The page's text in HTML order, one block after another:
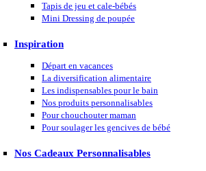
Tapis de jeu et cale-bébés
Mini Dressing de poupée
Inspiration
Départ en vacances
La diversification alimentaire
Les indispensables pour le bain
Nos produits personnalisables
Pour chouchouter maman
Pour soulager les gencives de bébé
Nos Cadeaux Personnalisables